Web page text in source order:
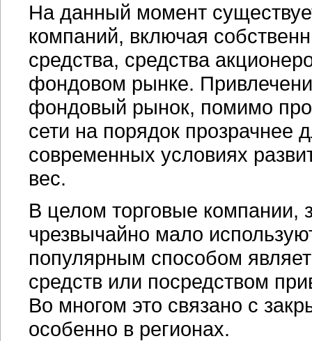
На данный момент
компаний, включая
средства, средства
фондовом рынке.
фондовый рынок, помимо
сети на порядок прозрачнее
современных условиях
вес.
В целом торговые компании,
чрезвычайно мало
популярным способом
средств или посредством
Во многом это связано с
особенно в регионах.